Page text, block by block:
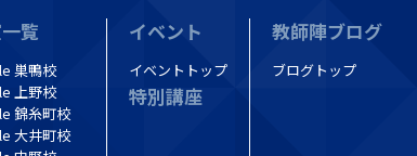
覧
巣鴨校
上野校
錦糸町校
大井町校
イベント
イベントトップ
特別講座
教師陣ブログ
ブログトップ